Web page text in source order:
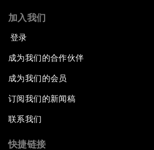
加入我们
登录
成为我们的合作伙伴
成为我们的会员
订阅我们的新闻稿
联系我们
快捷链接